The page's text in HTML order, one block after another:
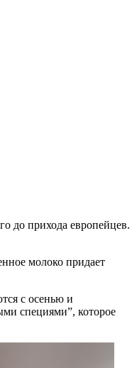
до прихода европейцев.
молоко придает
с осенью и
специями”, которое